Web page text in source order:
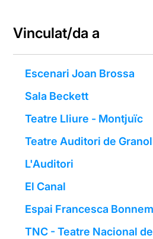
Vinculat/da a
Escenari Joan Brossa
Sala Beckett
Teatre Lliure - Montjuïc
Teatre Auditori de
L'Auditori
El Canal
Espai Francesca
TNC - Teatre Nacional